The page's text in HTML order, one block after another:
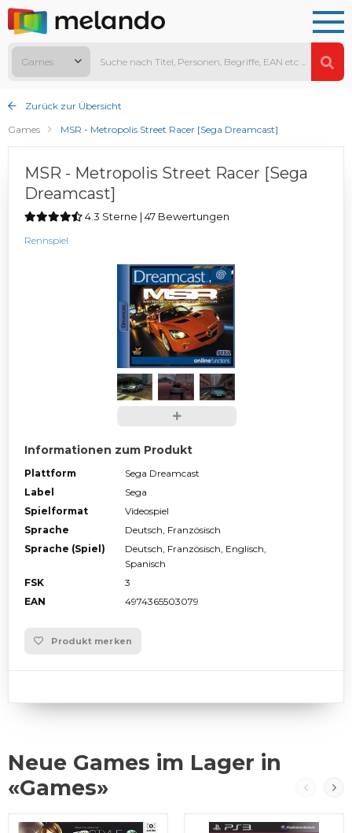
Games
Zurück zur Übersicht
Games
MSR - Metropolis Street Racer [Sega Dreamcast]
MSR - Metropolis Street Racer [Sega
Dreamcast]
4.3 Sterne | 47 Bewertungen
Rennspiel
Informationen zum Produkt
Plattform
Sega Dreamcast
Label
Sega
Spielformat
Videospiel
Sprache
Deutsch, Französisch
Sprache (Spiel)
Deutsch, Französisch, Englisch,
Spanisch
FSK
3
EAN
4974365503079
Produkt merken
Neue Games im Lager in
«Games»